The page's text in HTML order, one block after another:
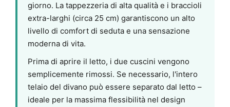
giorno. La tappezzeria di alta qualità e i braccioli
extra-larghi (circa 25 cm) garantiscono un alto
livello di comfort di seduta e una sensazione
moderna di vita.
Prima di aprire il letto, i due cuscini vengono
semplicemente rimossi. Se necessario, l'intero
telaio del divano può essere separato dal letto –
ideale per la massima flessibilità nel design